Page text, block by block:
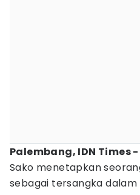
Palembang, IDN Times -
Sako menetapkan
sebagai tersangka dalam